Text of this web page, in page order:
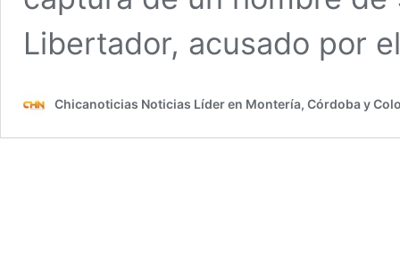
Libertador, acusado por
Chicanoticias Noticias Líder en Montería, Córdoba y